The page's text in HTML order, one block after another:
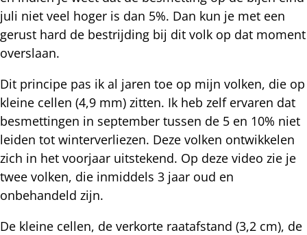
juli niet veel hoger is dan 5%. Dan kun je met een
gerust hard de bestrijding bij dit volk op dat moment
overslaan.
Dit principe pas ik al jaren toe op mijn volken, die op
kleine cellen (4,9 mm) zitten. Ik heb zelf ervaren dat
besmettingen in september tussen de 5 en 10% niet
leiden tot winterverliezen. Deze volken ontwikkelen
zich in het voorjaar uitstekend. Op deze video zie je
twee volken, die inmiddels 3 jaar oud en
onbehandeld zijn.
De kleine cellen, de verkorte raatafstand (3,2 cm), de